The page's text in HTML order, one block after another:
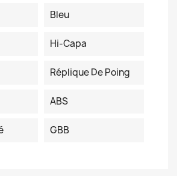
Bleu
Hi-Capa
Réplique De Poing
ABS
GBB